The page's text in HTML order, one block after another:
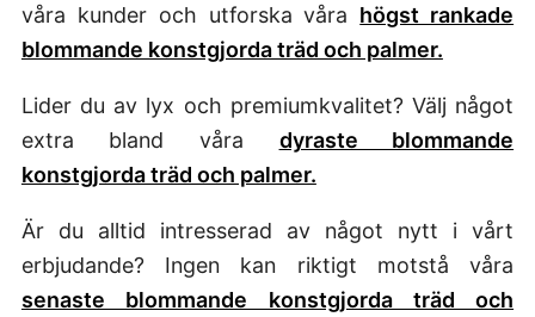
våra kunder och utforska våra högst rankade
blommande konstgjorda träd och palmer.
Lider du av lyx och premiumkvalitet? Välj något
extra bland våra dyraste blommande
konstgjorda träd och palmer.
Är du alltid intresserad av något nytt i vårt
erbjudande? Ingen kan riktigt motstå våra
senaste blommande konstgjorda träd och